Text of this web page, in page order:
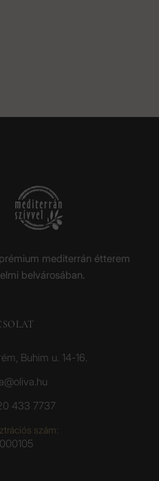
mediterrán étterem
belvárosában.
Buhim u. 14-16.
433 7737
szám: